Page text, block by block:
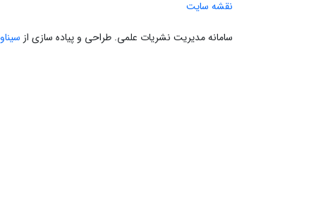
نقشه سایت
سامانه مدیریت نشریات علمی. طراحی و پیاده سازی از